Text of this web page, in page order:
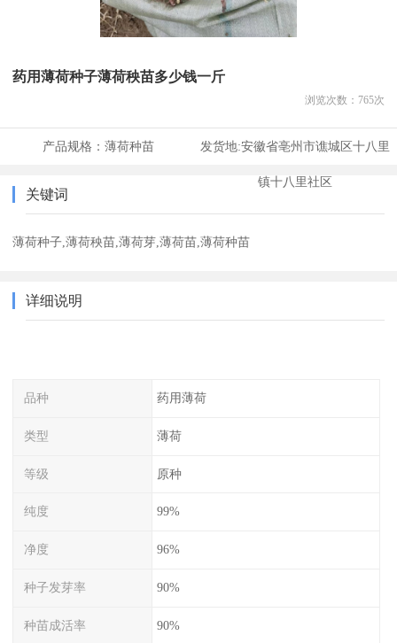
药用薄荷种子薄荷秧苗多少钱一斤
浏览次数： 765次
产品规格： 薄荷种苗 发货地:安徽省亳州市谯城区十八里
镇十八里社区
关键词
薄荷种子,薄荷秧苗,薄荷芽,薄荷苗,薄荷种苗
详细说明
品种 药用薄荷
类型 薄荷
等级 原种
纯度 99%
净度 96%
种子发芽率 90%
种苗成活率 90%